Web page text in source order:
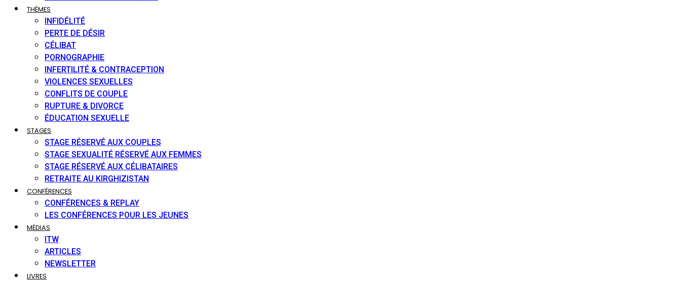
THÈMES
INFIDÉLITÉ
PERTE DE DÉSIR
CÉLIBAT
PORNOGRAPHIE
INFERTILITÉ & CONTRACEPTION
VIOLENCES SEXUELLES
CONFLITS DE COUPLE
RUPTURE & DIVORCE
ÉDUCATION SEXUELLE
STAGES
STAGE RÉSERVÉ AUX COUPLES
STAGE SEXUALITÉ RÉSERVÉ AUX FEMMES
STAGE RÉSERVÉ AUX CÉLIBATAIRES
RETRAITE AU KIRGHIZISTAN
CONFÉRENCES
CONFÉRENCES & REPLAY
LES CONFÉRENCES POUR LES JEUNES
MÉDIAS
ITW
ARTICLES
NEWSLETTER
LIVRES